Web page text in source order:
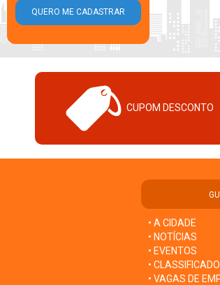
CUPOM DESCONTO
• A CIDADE
• NOTÍCIAS
• EVENTOS
•
• VAGAS DE